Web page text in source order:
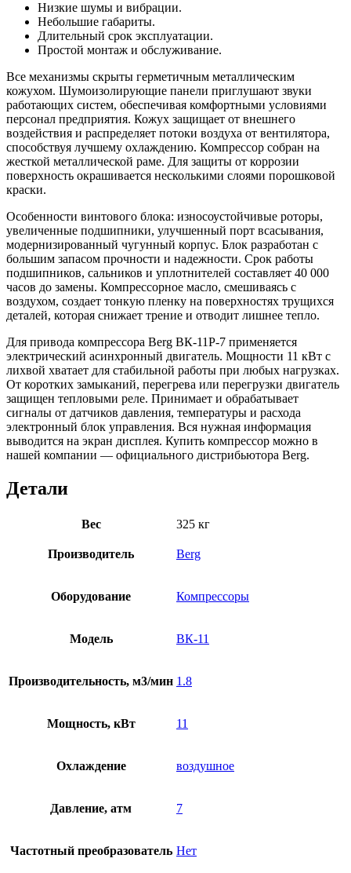
Низкие шумы и вибрации.
Небольшие габариты.
Длительный срок эксплуатации.
Простой монтаж и обслуживание.
Все механизмы скрыты герметичным металлическим
кожухом. Шумоизолирующие панели приглушают звуки
работающих систем, обеспечивая комфортными условиями
персонал предприятия. Кожух защищает от внешнего
воздействия и распределяет потоки воздуха от вентилятора,
способствуя лучшему охлаждению. Компрессор собран на
жесткой металлической раме. Для защиты от коррозии
поверхность окрашивается несколькими слоями порошковой
краски.
Особенности винтового блока: износоустойчивые роторы,
увеличенные подшипники, улучшенный порт всасывания,
модернизированный чугунный корпус. Блок разработан с
большим запасом прочности и надежности. Срок работы
подшипников, сальников и уплотнителей составляет 40 000
часов до замены. Компрессорное масло, смешиваясь с
воздухом, создает тонкую пленку на поверхностях трущихся
деталей, которая снижает трение и отводит лишнее тепло.
Для привода компрессора Berg ВК-11Р-7 применяется
электрический асинхронный двигатель. Мощности 11 кВт с
лихвой хватает для стабильной работы при любых нагрузках.
От коротких замыканий, перегрева или перегрузки двигатель
защищен тепловыми реле. Принимает и обрабатывает
сигналы от датчиков давления, температуры и расхода
электронный блок управления. Вся нужная информация
выводится на экран дисплея. Купить компрессор можно в
нашей компании — официального дистрибьютора Berg.
Детали
Вес 325 кг
Производитель Berg
Оборудование Компрессоры
Модель ВК-11
Производительность, м3/мин 1.8
Мощность, кВт 11
Охлаждение воздушное
Давление, атм 7
Частотный преобразователь Нет